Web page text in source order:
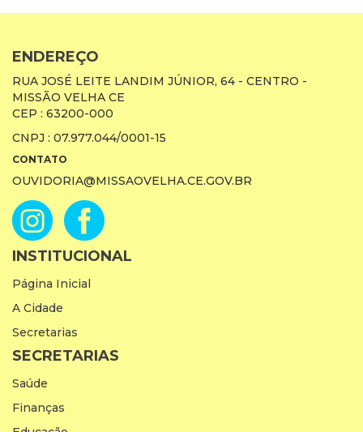
ENDEREÇO
RUA JOSÉ LEITE LANDIM JÚNIOR, 64 - CENTRO -
MISSÃO VELHA CE
CEP : 63200-000
CNPJ : 07.977.044/0001-15
CONTATO
OUVIDORIA@MISSAOVELHA.CE.GOV.BR
INSTITUCIONAL
Página Inicial
A Cidade
Secretarias
SECRETARIAS
Saúde
Finanças